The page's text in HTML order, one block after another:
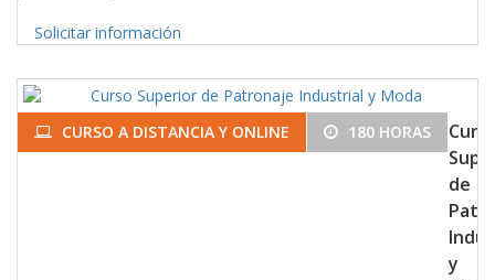
Solicitar información
CURSO A DISTANCIA Y ONLINE 180 HORAS
de
y